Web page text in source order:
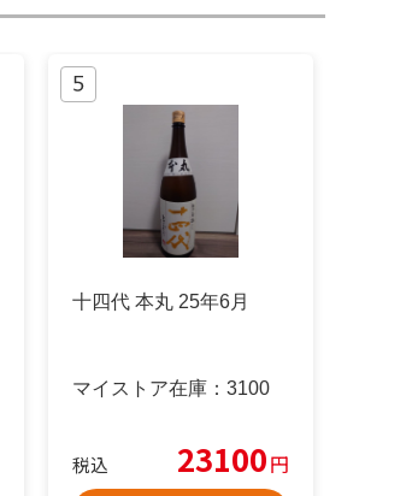
十四代 本丸 25年6月
マイストア在庫： 3100
税込 23100円